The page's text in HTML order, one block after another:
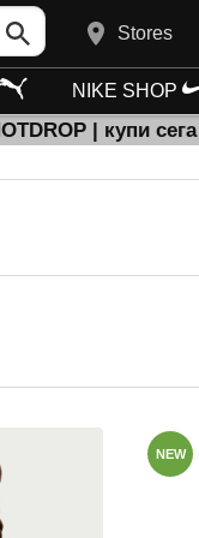
Stores
NIKE SHOP
| купи сега
NEW